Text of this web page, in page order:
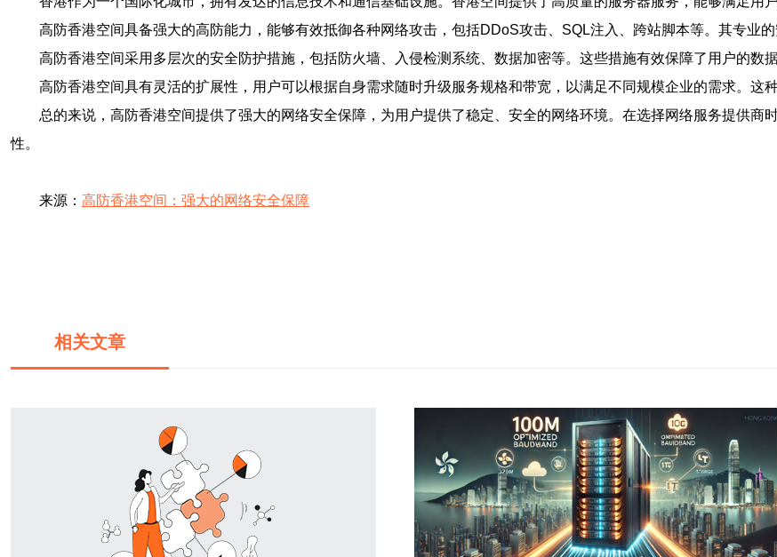
高防香港空间具备强大的高防能力，能够有效抵御各种网络攻击，包括DDoS攻击、SQL注入、跨站脚本等。其专业
高防香港空间采用多层次的安全防护措施，包括防火墙、入侵检测系统、数据加密等。这些措施有效保障了用户的数
高防香港空间具有灵活的扩展性，用户可以根据自身需求随时升级服务规格和带宽，以满足不同规模企业的需求。这
总的来说，高防香港空间提供了强大的网络安全保障，为用户提供了稳定、安全的网络环境。在选择网络服务提供商
性。
来源： 高防香港空间：强大的网络安全保障
相关文章